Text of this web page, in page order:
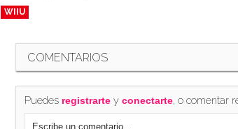
WIIU
COMENTARIOS
Puedes registrartey conectarte, o comentar